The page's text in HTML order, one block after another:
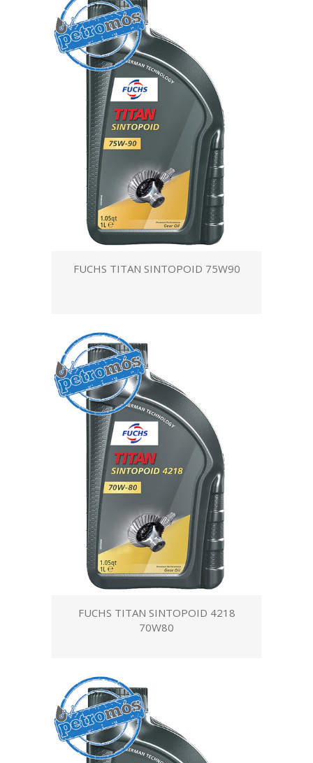
FUCHS TITAN SINTOPOID 75W90
FUCHS TITAN SINTOPOID 4218
70W80